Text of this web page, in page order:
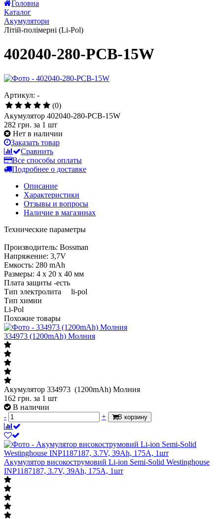
Головна
Каталог
Акумулятори
Літій-полімерні (Li-Pol)
402040-280-PCB-15W
Артикул: -
(0)
Акумулятор 402040-280-PCB-15W
282 грн. за 1 шт
Нет в наличии
Заказать товар
Сравнить
Все способы оплаты
Подробнее о доставке
Описание
Характеристики
Отзывы и вопросы
Наличие в магазинах
Технические параметры
Производитель: Bossman
Напряжение: 3,7V
Емкость: 280 mAh
Размеры: 4 х 20 х 40 мм
Плата защиты -есть
Тип электролита li-pol
Тип химии
Li-Pol
Похожие товары
334973 (1200mAh) Молния
Акумулятор 334973 (1200mAh) Молния
162 грн. за 1 шт
В наличии
-
+ В корзину
Акумулятор високострумовий Li-ion Semi-Solid Westinghouse
INP1187187, 3.7V, 39Ah, 175A, 1шт